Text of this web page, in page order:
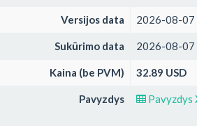
Versijos data 2026-08-07
Sukūrimo data 2026-08-07
Kaina (be PVM) 32.89 USD
Pavyzdys Pavyzdys